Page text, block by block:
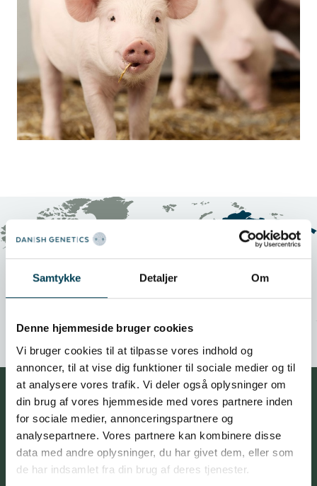
Samtykke Detaljer Om
Denne hjemmeside bruger cookies
Vi bruger cookies til at tilpasse vores indhold og
annoncer, til at vise dig funktioner til sociale medier og til
at analysere vores trafik. Vi deler også oplysninger om
din brug af vores hjemmeside med vores partnere inden
for sociale medier, annonceringspartnere og
analysepartnere. Vores partnere kan kombinere disse
data med andre oplysninger, du har givet dem, eller som
de har indsamlet fra din brug af deres tjenester.
我们关注您的事业发展
我们的业务取决于客户的业绩和他们的成
功。我们和客户一样，都依靠养猪产业而发